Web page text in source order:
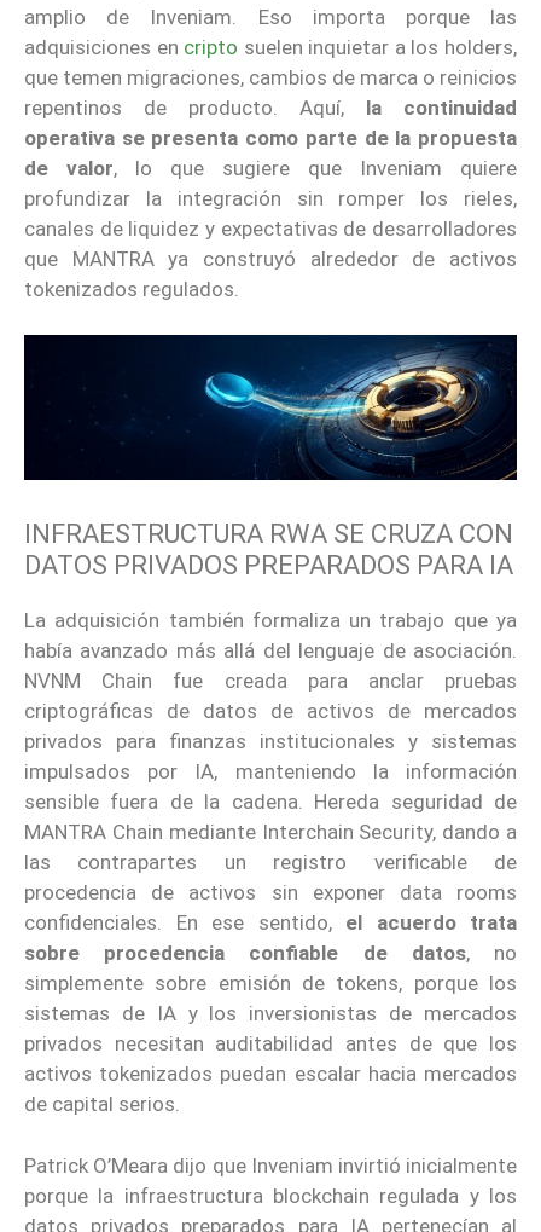
amplio de Inveniam. Eso importa porque las
adquisiciones en cripto suelen inquietar a los holders,
que temen migraciones, cambios de marca o reinicios
repentinos de producto. Aquí, la continuidad
operativa se presenta como parte de la propuesta
de valor, lo que sugiere que Inveniam quiere
profundizar la integración sin romper los rieles,
canales de liquidez y expectativas de desarrolladores
que MANTRA ya construyó alrededor de activos
tokenizados regulados.
INFRAESTRUCTURA RWA SE CRUZA CON
DATOS PRIVADOS PREPARADOS PARA IA
La adquisición también formaliza un trabajo que ya
había avanzado más allá del lenguaje de asociación.
NVNM Chain fue creada para anclar pruebas
criptográficas de datos de activos de mercados
privados para finanzas institucionales y sistemas
impulsados por IA, manteniendo la información
sensible fuera de la cadena. Hereda seguridad de
MANTRA Chain mediante Interchain Security, dando a
las contrapartes un registro verificable de
procedencia de activos sin exponer data rooms
confidenciales. En ese sentido, el acuerdo trata
sobre procedencia confiable de datos, no
simplemente sobre emisión de tokens, porque los
sistemas de IA y los inversionistas de mercados
privados necesitan auditabilidad antes de que los
activos tokenizados puedan escalar hacia mercados
de capital serios.
Patrick O’Meara dijo que Inveniam invirtió inicialmente
porque la infraestructura blockchain regulada y los
datos privados preparados para IA pertenecían al